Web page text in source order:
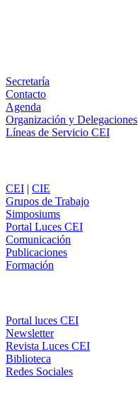
Secretaría
Contacto
Agenda
Organización y Delegaciones
Líneas de Servicio CEI
CEI | CIE
Grupos de Trabajo
Simposiums
Portal Luces CEI
Comunicación
Publicaciones
Formación
Portal luces CEI
Newsletter
Revista Luces CEI
Biblioteca
Redes Sociales